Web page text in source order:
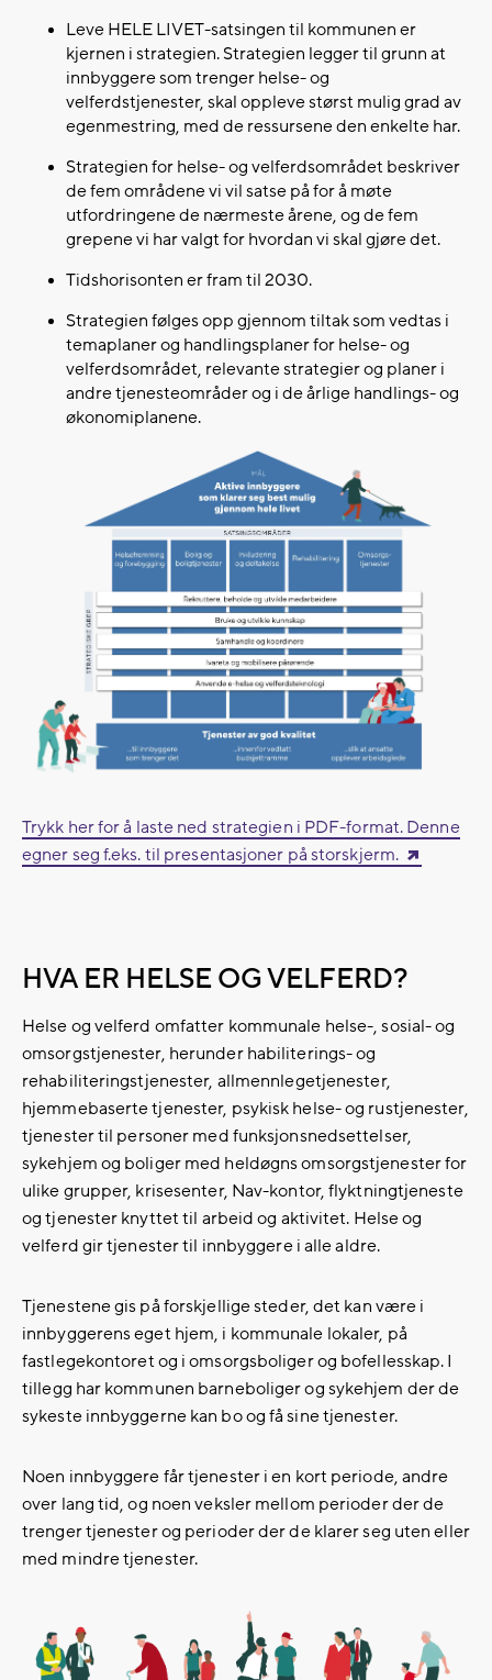
Leve HELE LIVET-satsingen til kommunen er
kjernen i strategien. Strategien legger til grunn at
innbyggere som trenger helse- og
velferdstjenester, skal oppleve størst mulig grad av
egenmestring, med de ressursene den enkelte har.
Strategien for helse- og velferdsområdet beskriver
de fem områdene vi vil satse på for å møte
utfordringene de nærmeste årene, og de fem
grepene vi har valgt for hvordan vi skal gjøre det.
Tidshorisonten er fram til 2030.
Strategien følges opp gjennom tiltak som vedtas i
temaplaner og handlingsplaner for helse- og
velferdsområdet, relevante strategier og planer i
andre tjenesteområder og i de årlige handlings- og
økonomiplanene.
Trykk her for å laste ned strategien i PDF-format. Denne
egner seg f.eks. til presentasjoner på storskjerm.
HVA ER HELSE OG VELFERD?
Helse og velferd omfatter kommunale helse-, sosial- og
omsorgstjenester, herunder habiliterings- og
rehabiliteringstjenester, allmennlegetjenester,
hjemmebaserte tjenester, psykisk helse- og rustjenester,
tjenester til personer med funksjonsnedsettelser,
sykehjem og boliger med heldøgns omsorgstjenester for
ulike grupper, krisesenter, Nav-kontor, flyktningtjeneste
og tjenester knyttet til arbeid og aktivitet. Helse og
velferd gir tjenester til innbyggere i alle aldre.
Tjenestene gis på forskjellige steder, det kan være i
innbyggerens eget hjem, i kommunale lokaler, på
fastlegekontoret og i omsorgsboliger og bofellesskap. I
tillegg har kommunen barneboliger og sykehjem der de
sykeste innbyggerne kan bo og få sine tjenester.
Noen innbyggere får tjenester i en kort periode, andre
over lang tid, og noen veksler mellom perioder der de
trenger tjenester og perioder der de klarer seg uten eller
med mindre tjenester.